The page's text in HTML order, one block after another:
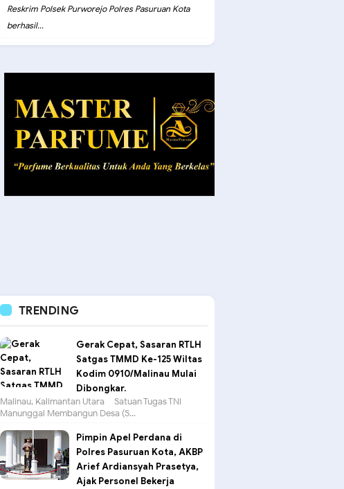
Reskrim Polsek Purworejo Polres Pasuruan Kota
berhasil...
TRENDING
Gerak Cepat, Sasaran RTLH
Satgas TMMD Ke-125 Wiltas
Kodim 0910/Malinau Mulai
Dibongkar.
Malinau, Kalimantan Utara – Satuan Tugas TNI
Manunggal Membangun Desa (S...
Pimpin Apel Perdana di
Polres Pasuruan Kota, AKBP
Arief Ardiansyah Prasetya,
Ajak Personel Bekerja